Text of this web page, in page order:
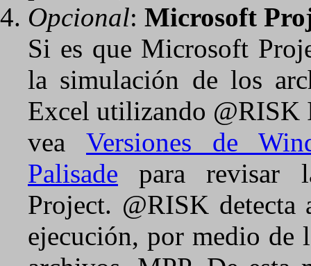
Opcional: Microsoft
Si es que Microsoft
la simulación de los
Excel utilizando @RISK
vea Versiones de
Palisade para revisar
Project. @RISK
ejecución, por medio de